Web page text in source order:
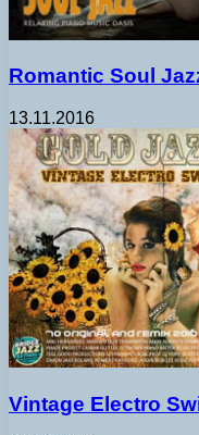
Romantic Soul
13.11.2016
Vintage Electro